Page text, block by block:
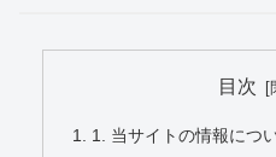
目次
1. 当サイトの情報につ